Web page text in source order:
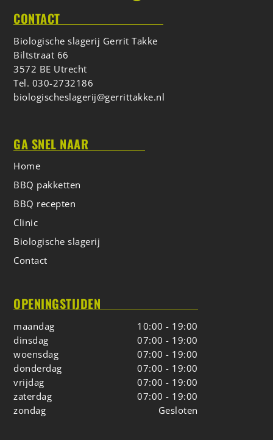
CONTACT
Biologische slagerij Gerrit Takke
Biltstraat 66
3572 BE Utrecht
Tel. 030-2732186
biologischeslagerij@gerrittakke.nl
GA SNEL NAAR
Home
BBQ pakketten
BBQ recepten
Clinic
Biologische slagerij
Contact
OPENINGSTIJDEN
maandag
10:00 - 19:00
dinsdag
07:00 - 19:00
woensdag
07:00 - 19:00
donderdag
07:00 - 19:00
vrijdag
07:00 - 19:00
zaterdag
07:00 - 19:00
zondag
Gesloten